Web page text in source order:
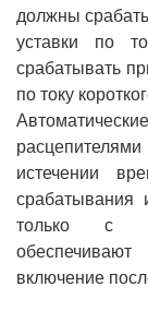
должны
уставки по
срабатывать
по току
истечении
срабатывания
только с
включение